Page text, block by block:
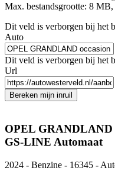
Max. bestandsgrootte: 8
Dit veld is verborgen bij het
Auto
Dit veld is verborgen bij het
Url
Bereken mijn inruil
OPEL GRANDLAND
GS-LINE Automaat
2024 - Benzine - 16345 -